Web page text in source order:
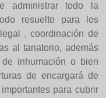
administrar todo la
resuelto para los
, coordinación de
al tanatorio, además
inhumación o bien
de encargará de
para cubrir